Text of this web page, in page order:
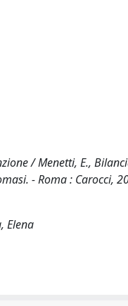
/ Menetti, E.,
- Roma : Carocci,
Elena